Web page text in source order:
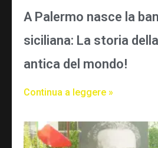
A Palermo nasce la
siciliana: La storia
antica del mondo!
Continua a leggere »